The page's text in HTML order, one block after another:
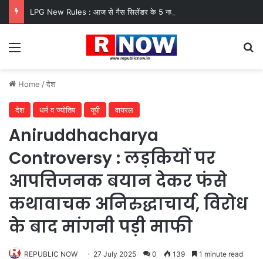
Menu
Home /देश
देश धर्म व ज्योतिष यूपी वायरल
Aniruddhacharya
Controversy : लड़कियों पर
आपत्तिजनक बयान देकर फंसे
कथावाचक अनिरुद्धाचार्य, विरोध
के बाद मांगनी पड़ी माफी
REPUBLIC NOW 27 July 2025 0 139 1 minute read